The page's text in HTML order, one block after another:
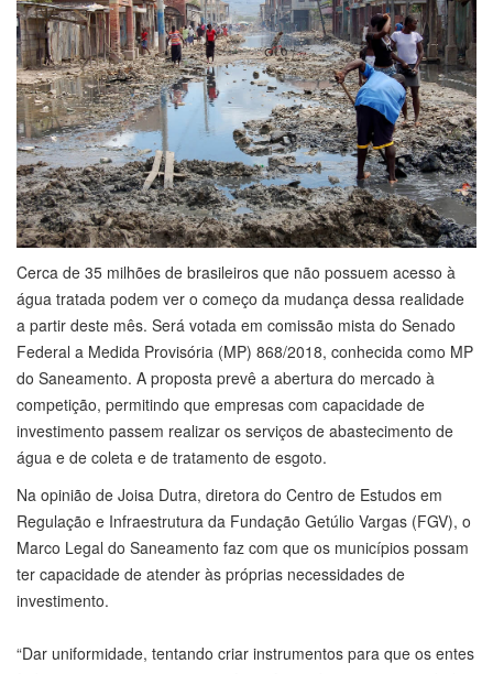
Cerca de 35 milhões de brasileiros que não possuem acesso à
água tratada podem ver o começo da mudança dessa realidade
a partir deste mês. Será votada em comissão mista do Senado
Federal a Medida Provisória (MP) 868/2018, conhecida como MP
do Saneamento. A proposta prevê a abertura do mercado à
competição, permitindo que empresas com capacidade de
investimento passem realizar os serviços de abastecimento de
água e de coleta e de tratamento de esgoto.
Na opinião de Joisa Dutra, diretora do Centro de Estudos em
Regulação e Infraestrutura da Fundação Getúlio Vargas (FGV), o
Marco Legal do Saneamento faz com que os municípios possam
ter capacidade de atender às próprias necessidades de
investimento.
“Dar uniformidade, tentando criar instrumentos para que os entes